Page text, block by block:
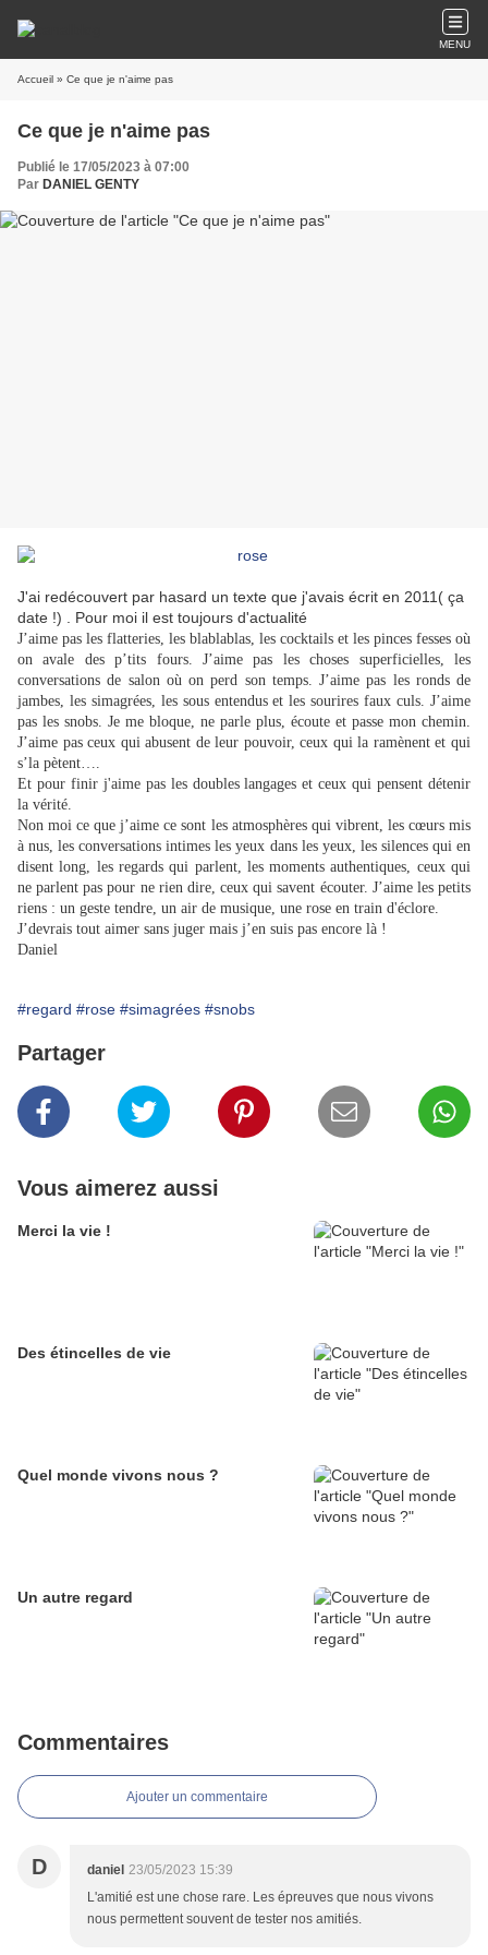
MENU
Accueil » Ce que je n'aime pas
Ce que je n'aime pas
Publié le 17/05/2023 à 07:00
Par DANIEL GENTY
J'ai redécouvert par hasard un texte que j'avais écrit en 2011( ça
date !) . Pour moi il est toujours d'actualité
J’aime pas les flatteries, les blablablas, les cocktails et les pinces fesses où
on avale des p’tits fours. J’aime pas les choses superficielles, les
conversations de salon où on perd son temps. J’aime pas les ronds de
jambes, les simagrées, les sous entendus et les sourires faux culs. J’aime
pas les snobs. Je me bloque, ne parle plus, écoute et passe mon chemin.
J’aime pas ceux qui abusent de leur pouvoir, ceux qui la ramènent et qui
s’la pètent….
Et pour finir j'aime pas les doubles langages et ceux qui pensent détenir
la vérité.
Non moi ce que j’aime ce sont les atmosphères qui vibrent, les cœurs mis
à nus, les conversations intimes les yeux dans les yeux, les silences qui en
disent long, les regards qui parlent, les moments authentiques, ceux qui
ne parlent pas pour ne rien dire, ceux qui savent écouter. J’aime les petits
riens : un geste tendre, un air de musique, une rose en train d'éclore.
J’devrais tout aimer sans juger mais j’en suis pas encore là !
Daniel
#regard #rose #simagrées #snobs
Partager
Vous aimerez aussi
Merci la vie !
Des étincelles de vie
Quel monde vivons nous ?
Un autre regard
Commentaires
Ajouter un commentaire
D daniel 23/05/2023 15:39
L'amitié est une chose rare. Les épreuves que nous vivons
nous permettent souvent de tester nos amitiés.